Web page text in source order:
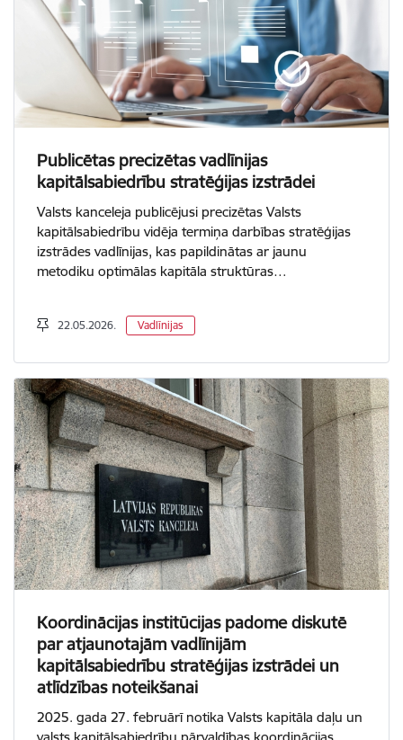
Publicētas precizētas vadlīnijas
kapitālsabiedrību stratēģijas izstrādei
Valsts kanceleja publicējusi precizētas Valsts
kapitālsabiedrību vidēja termiņa darbības stratēģijas
izstrādes vadlīnijas, kas papildinātas ar jaunu
metodiku optimālas kapitāla struktūras…
22.05.2026. Vadlīnijas
Koordinācijas institūcijas padome diskutē
par atjaunotajām vadlīnijām
kapitālsabiedrību stratēģijas izstrādei un
atlīdzības noteikšanai
2025. gada 27. februārī notika Valsts kapitāla daļu un